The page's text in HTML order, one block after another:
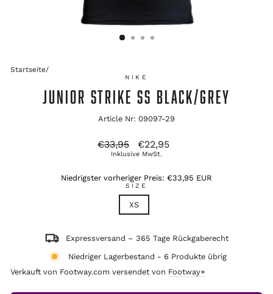
Startseite/
NIKE
JUNIOR STRIKE SS BLACK/GREY
Article Nr: 09097-29
Ursprünglicher
Preis
€33,95 Verkaufspreis
€22,95
Inklusive MwSt.
Niedrigster vorheriger Preis: €33,95 EUR
SIZE
XS
Expressversand – 365 Tage Rückgaberecht
Niedriger Lagerbestand - 6 Produkte übrig
Verkauft von Footway.com versendet von Footway+